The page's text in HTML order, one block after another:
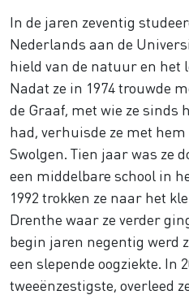
In de jaren zeventig
Nederlands aan de
hield van de natuur en het
Nadat ze in 1974 trouwde
de Graaf, met wie ze sinds
had, verhuisde ze met
Swolgen. Tien jaar was ze
een middelbare school in
1992 trokken ze naar het
Drenthe waar ze verder
begin jaren negentig werd
een slepende oogziekte. In
tweeënzestigste, overleed